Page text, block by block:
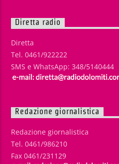
Diretta radio
Diretta
Tel. 0461/922222
SMS e WhatsApp: 348/5140444
Redazione giornalistica
Redazione giornalistica
Tel. 0461/986210
Fax 0461/231129